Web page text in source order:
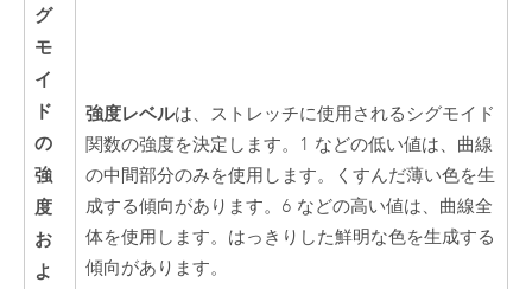
グ
モ
イ
ド
の
強
度
お
よ
強度レベルは、ストレッチに使用されるシグモイド
関数の強度を決定します。1 などの低い値は、曲線
の中間部分のみを使用します。くすんだ薄い色を生
成する傾向があります。6 などの高い値は、曲線全
体を使用します。はっきりした鮮明な色を生成する
傾向があります。